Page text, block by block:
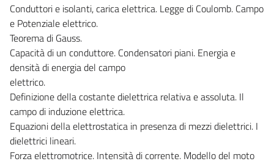
Conduttori e isolanti, carica elettrica. Legge di Coulomb. Campo
e Potenziale elettrico.
Teorema di Gauss.
Capacità di un conduttore. Condensatori piani. Energia e
densità di energia del campo
elettrico.
Definizione della costante dielettrica relativa e assoluta. Il
campo di induzione elettrica.
Equazioni della elettrostatica in presenza di mezzi dielettrici. I
dielettrici lineari.
Forza elettromotrice. Intensità di corrente. Modello del moto